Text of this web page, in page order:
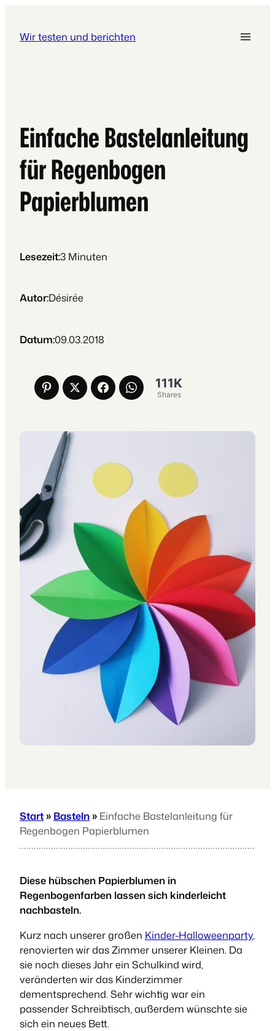
Wir testen und berichten
Einfache Bastelanleitung
für Regenbogen
Papierblumen
Lesezeit:3 Minuten
Autor:Désirée
Datum:09.03.2018
111K
Shares
Start» Basteln» Einfache Bastelanleitung für
Regenbogen Papierblumen
Diese hübschen Papierblumen in
Regenbogenfarben lassen sich kinderleicht
nachbasteln.
Kurz nach unserer großen Kinder-Halloweenparty,
renovierten wir das Zimmer unserer Kleinen. Da
sie noch dieses Jahr ein Schulkind wird,
veränderten wir das Kinderzimmer
dementsprechend. Sehr wichtig war ein
passender Schreibtisch, außerdem wünschte sie
sich ein neues Bett.